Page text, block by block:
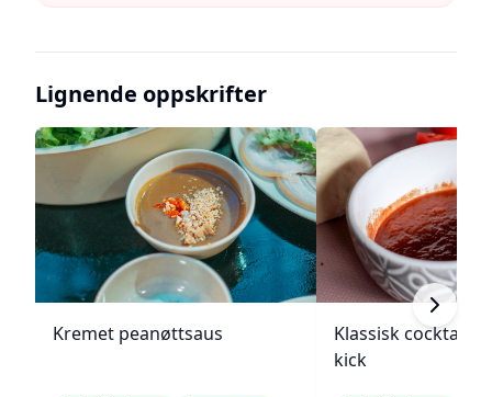
Lignende oppskrifter
Kremet peanøttsaus
Klassisk
kick